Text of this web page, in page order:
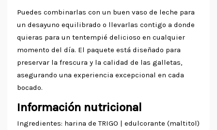
Puedes combinarlas con un buen vaso de leche para
un desayuno equilibrado o llevarlas contigo a donde
quieras para un tentempié delicioso en cualquier
momento del día. El paquete está diseñado para
preservar la frescura y la calidad de las galletas,
asegurando una experiencia excepcional en cada
bocado.
Información nutricional
Ingredientes: harina de TRIGO | edulcorante (maltitol)